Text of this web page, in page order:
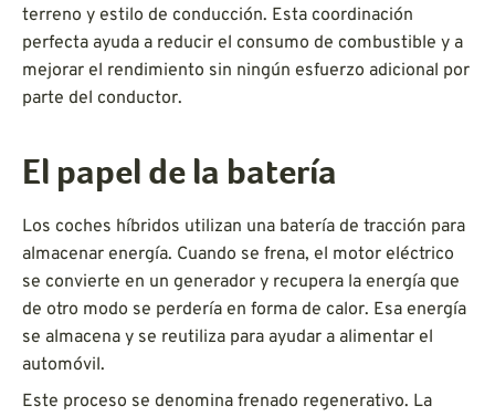
terreno y estilo de conducción. Esta coordinación
perfecta ayuda a reducir el consumo de combustible y a
mejorar el rendimiento sin ningún esfuerzo adicional por
parte del conductor.
El papel de la batería
Los coches híbridos utilizan una batería de tracción para
almacenar energía. Cuando se frena, el motor eléctrico
se convierte en un generador y recupera la energía que
de otro modo se perdería en forma de calor. Esa energía
se almacena y se reutiliza para ayudar a alimentar el
automóvil.
Este proceso se denomina frenado regenerativo. La